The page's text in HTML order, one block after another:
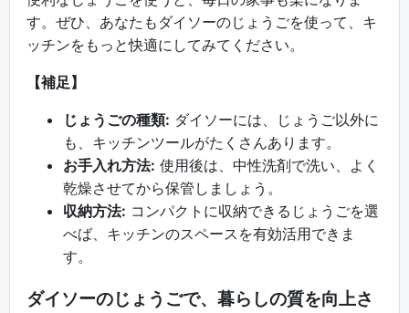
す。ぜひ、あなたもダイソーのじょうごを使って、キ
ッチンをもっと快適にしてみてください。
【補足】
じょうごの種類: ダイソーには、じょうご以外に
も、キッチンツールがたくさんあります。
お手入れ方法: 使用後は、中性洗剤で洗い、よく
乾燥させてから保管しましょう。
収納方法: コンパクトに収納できるじょうごを選
べば、キッチンのスペースを有効活用できま
す。
ダイソーのじょうごで、暮らしの質を向上さ